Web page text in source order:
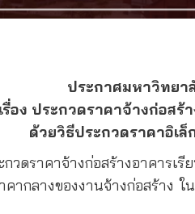
ประกาศมหาวิทยา
เรื่อง ประกวดราคาจ้างก่อสร้
ด้วยวิธีประกวดราคาอิเ
ดราคาจ้างก่อสร้างอาคารเ
กลางของงานจ้างก่อสร้าง